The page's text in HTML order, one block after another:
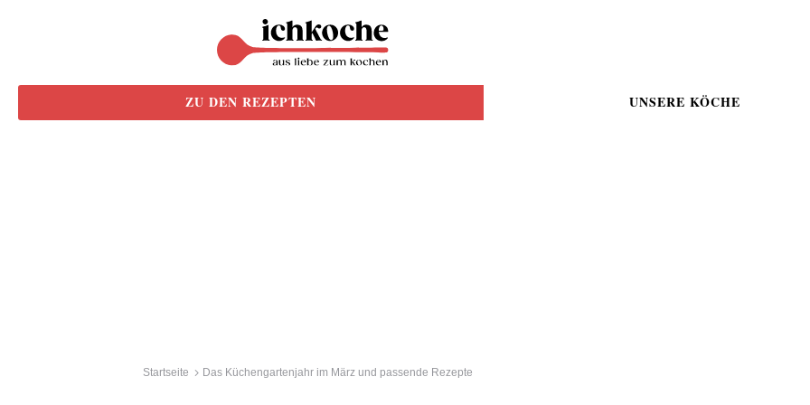
ZU DEN REZEPTEN UNSERE KÖCHE
Startseite Das Küchengartenjahr im März und passende Rezepte